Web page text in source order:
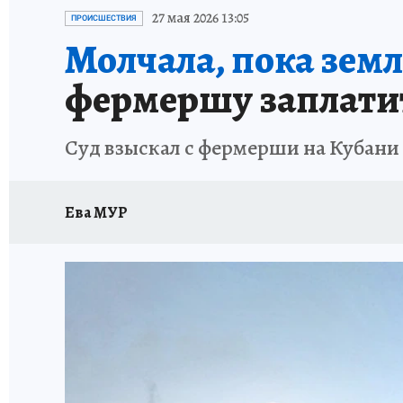
ОТДЫХ В РОССИИ
ПРОИСШЕСТВИЯ 27 мая 2026 13:05
Молчала, пока
фермершу
Суд взыскал с фермерши на Кубани
Ева МУР